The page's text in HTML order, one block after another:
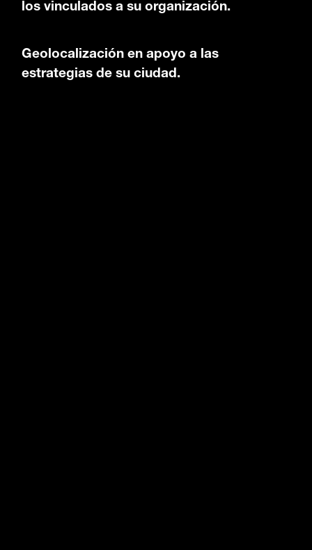
los vinculados a su organización.
Geolocalización en apoyo a las
estrategias de su ciudad.